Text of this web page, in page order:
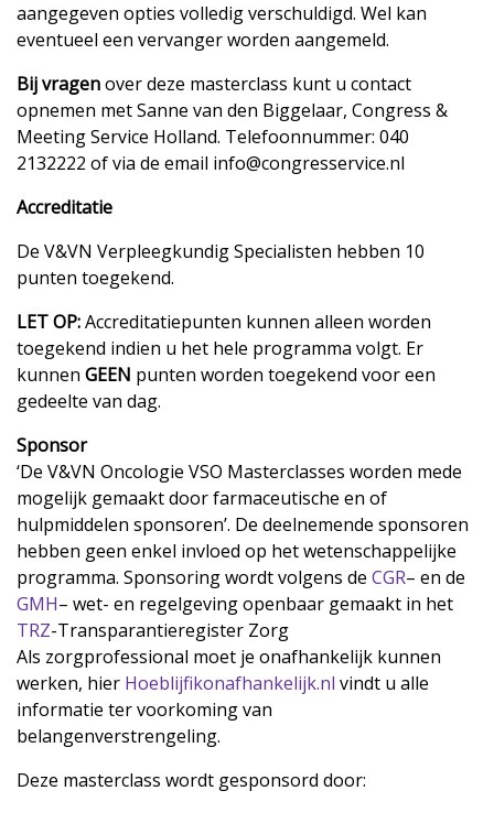
aangegeven opties volledig verschuldigd. Wel kan
eventueel een vervanger worden aangemeld.
Bij vragenover deze masterclass kunt u contact
opnemen met Sanne van den Biggelaar, Congress &
Meeting Service Holland. Telefoonnummer: 040
2132222 of via de email info@congresservice.nl
Accreditatie
De V&VN Verpleegkundig Specialisten hebben 10
punten toegekend.
LET OP:Accreditatiepunten kunnen alleen worden
toegekend indien u het hele programma volgt. Er
kunnen GEEN punten worden toegekend voor een
gedeelte van dag.
Sponsor
‘De V&VN Oncologie VSO Masterclasses worden mede
mogelijk gemaakt door farmaceutische en of
hulpmiddelen sponsoren’. De deelnemende sponsoren
hebben geen enkel invloed op het wetenschappelijke
programma. Sponsoring wordt volgens de CGR– en de
GMH– wet- en regelgeving openbaar gemaakt in het
TRZ-Transparantieregister Zorg
Als zorgprofessional moet je onafhankelijk kunnen
werken, hier Hoeblijfikonafhankelijk.nl vindt u alle
informatie ter voorkoming van
belangenverstrengeling.
Deze masterclass wordt gesponsord door: